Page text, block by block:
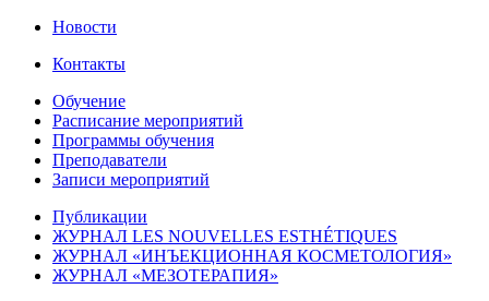
Новости
Контакты
Обучение
Расписание мероприятий
Программы обучения
Преподаватели
Записи мероприятий
Публикации
ЖУРНАЛ LES NOUVELLES ESTHÉTIQUES
ЖУРНАЛ «ИНЪЕКЦИОННАЯ КОСМЕТОЛОГИЯ»
ЖУРНАЛ «МЕЗОТЕРАПИЯ»